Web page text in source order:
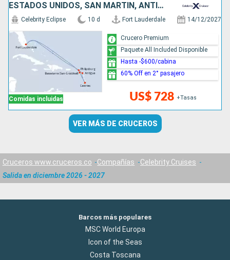
ESTADOS UNIDOS, SAN MARTÍN, ANTIGUA Y BARBUDA, SANTA LUCIA
Comidas incluidas
Celebrity Eclipse 10 d Fort Lauderdale 14/12/2027
US$ 728 +Tasas
Crucero Premium
Paquete All Included Disponible
Hasta -$600/cabina
60% Off en 2° pasajero
VER MÁS DE CRUCEROS
Cruceros www.cruceros.co Compañías
Celebrity Cruises
Salida en diciembre 2026 - 2027
Barcos más populares
MSC World Europa
Icon of the Seas
Costa Toscana